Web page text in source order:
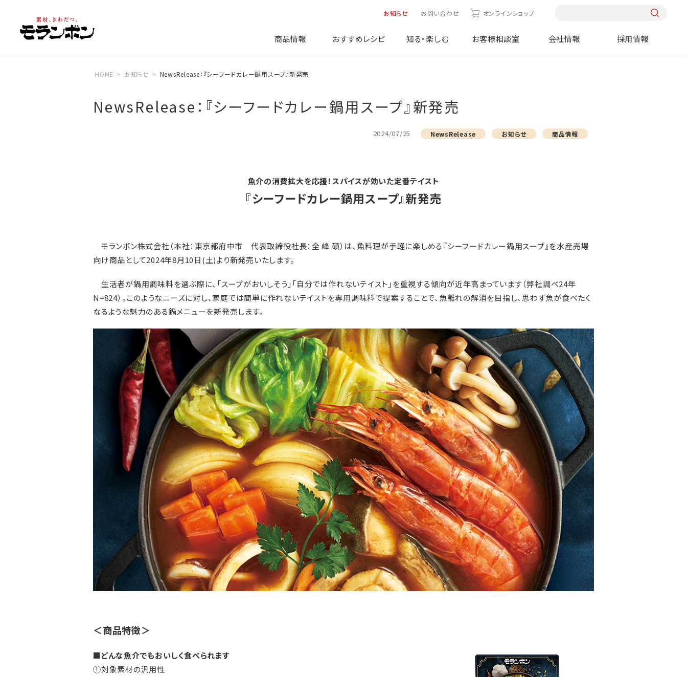
お知らせ お問い合わせ オンラインショップ
商品情報 おすすめレシピ 知る・楽しむ お客様相談室 会社情報 採用情報
HOME お知らせ NewsRelease：『シーフードカレー鍋用スープ』新発売
NewsRelease：『シーフードカレー鍋用スープ』新発売
2024/07/25 NewsRelease お知らせ 商品情報
魚介の消費拡大を応援！スパイスが効いた定番テイスト
『シーフードカレー鍋用スープ』新発売
モランボン株式会社（本社：東京都府中市 代表取締役社長：全 峰 碩）は、魚料理が手軽に楽しめる『シーフードカレー鍋用スープ』を水産売場
向け商品として2024年8月10日(土)より新発売いたします。
生活者が鍋用調味料を選ぶ際に、「スープがおいしそう」「自分では作れないテイスト」を重視する傾向が近年高まっています（弊社調べ24年
N=824）。このようなニーズに対し、家庭では簡単に作れないテイストを専用調味料で提案することで、魚離れの解消を目指し、思わず魚が食べたく
なるような魅力のある鍋メニューを新発売します。
＜商品特徴＞
■どんな魚介でもおいしく食べられます
①対象素材の汎用性